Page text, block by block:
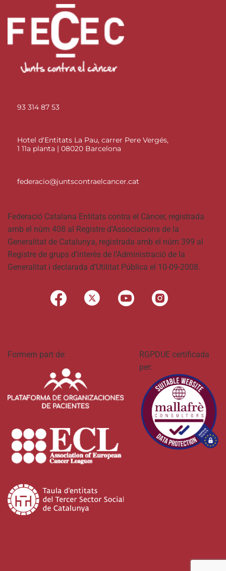
93 314 87 53
Hotel d'Entitats La Pau, carrer Pere Vergés,
1 11a planta | 08020 Barcelona
federacio@juntscontraelcancer.cat
Federació Catalana Entitats contra el Càncer, registrada
amb el núm 408 al Registre d’Associacions de la
Generalitat de Catalunya, registrada amb el núm 399 al
Registre de grups d’interès de l’Administració de la
Generalitat i declarada d’Utilitat Pública el 10-09-2008.
Formem part de:
RGPDUE certificada
per: